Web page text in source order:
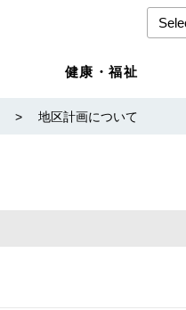
健康・福祉
> 地区計画について